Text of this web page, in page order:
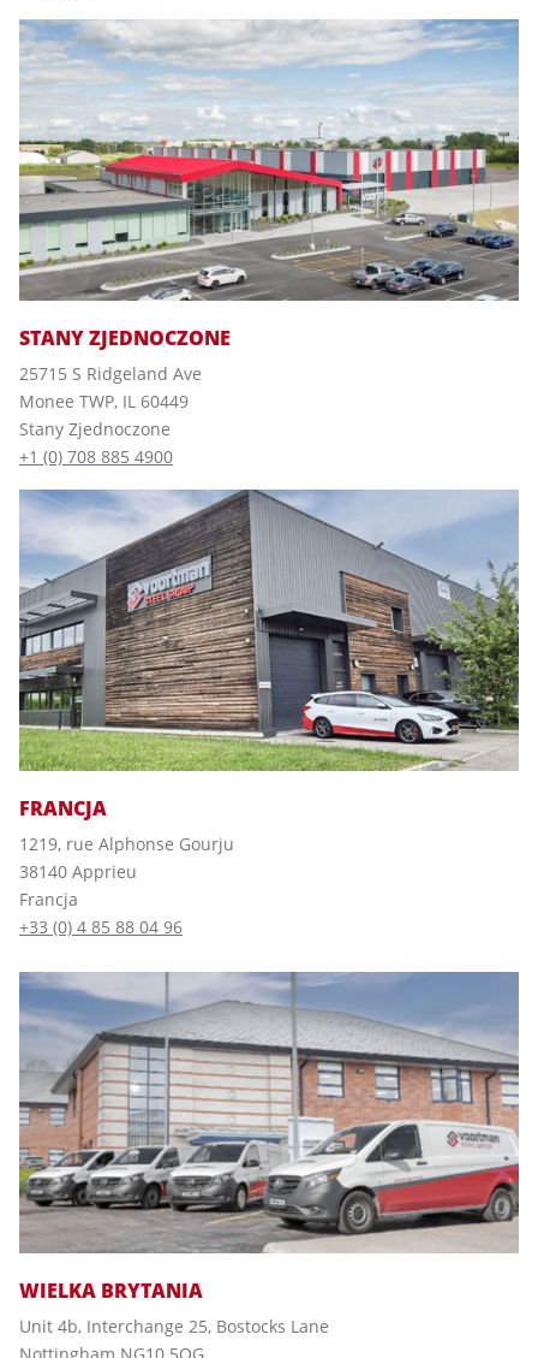
STANY ZJEDNOCZONE
25715 S Ridgeland Ave
Monee TWP, IL 60449
Stany Zjednoczone
+1 (0) 708 885 4900
FRANCJA
1219, rue Alphonse Gourju
38140 Apprieu
Francja
+33 (0) 4 85 88 04 96
WIELKA BRYTANIA
Unit 4b, Interchange 25, Bostocks Lane